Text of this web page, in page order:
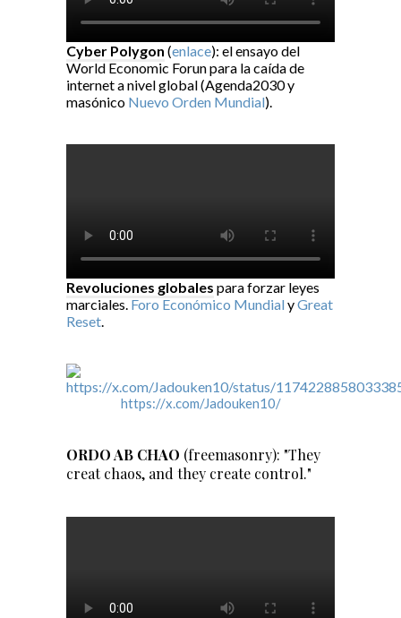
Cyber Polygon (enlace): el ensayo del
World Economic Forun para la caída de
internet a nivel global (Agenda2030 y
masónico Nuevo Orden Mundial).
Revoluciones globales para forzar leyes
marciales. Foro Económico MundialyGreat
Reset.
https://x.com/Jadouken10/
ORDO AB CHAO (freemasonry): "They
creat chaos, and they create control."